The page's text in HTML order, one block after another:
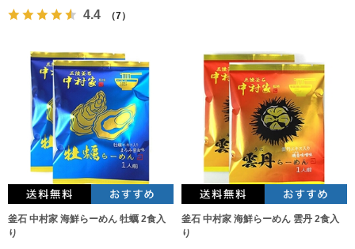
4.4 （7）
釜石 中村家 海鮮らーめん 牡蠣 2食入
り
釜石 中村家 海鮮らーめん 雲丹 2食入
り